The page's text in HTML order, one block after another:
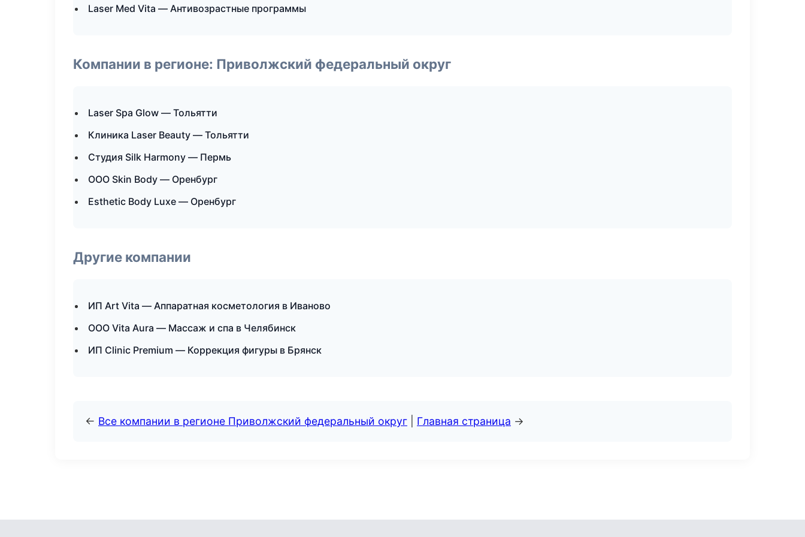
Laser Med Vita — Антивозрастные программы
Компании в регионе: Приволжский федеральный округ
Laser Spa Glow — Тольятти
Клиника Laser Beauty — Тольятти
Студия Silk Harmony — Пермь
ООО Skin Body — Оренбург
Esthetic Body Luxe — Оренбург
Другие компании
ИП Art Vita — Аппаратная косметология в Иваново
ООО Vita Aura — Массаж и спа в Челябинск
ИП Clinic Premium — Коррекция фигуры в Брянск
← Все компании в регионе Приволжский федеральный округ Главная страница →